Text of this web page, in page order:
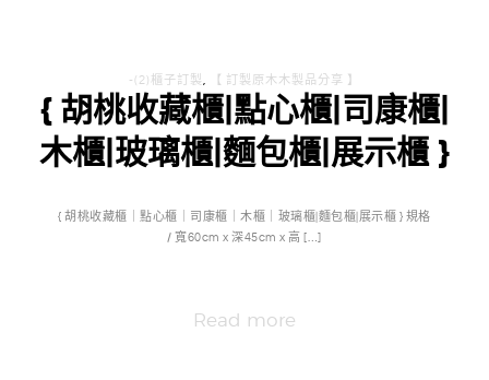
-(2)櫃子訂製, 【 訂製原木木製品分享 】
{ 胡桃收藏櫃|點心櫃|司康櫃|
木櫃|玻璃櫃|麵包櫃|展示櫃 }
{ 胡桃收藏櫃｜點心櫃｜司康櫃｜木櫃｜玻璃櫃|麵包櫃|展示櫃 } 規格
/ 寬60cm x 深45cm x 高 […]
Read more